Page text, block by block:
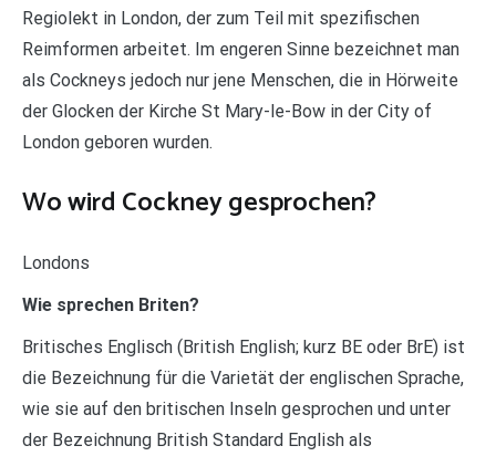
Regiolekt in London, der zum Teil mit spezifischen
Reimformen arbeitet. Im engeren Sinne bezeichnet man
als Cockneys jedoch nur jene Menschen, die in Hörweite
der Glocken der Kirche St Mary-le-Bow in der City of
London geboren wurden.
Wo wird Cockney gesprochen?
Londons
Wie sprechen Briten?
Britisches Englisch (British English; kurz BE oder BrE) ist
die Bezeichnung für die Varietät der englischen Sprache,
wie sie auf den britischen Inseln gesprochen und unter
der Bezeichnung British Standard English als